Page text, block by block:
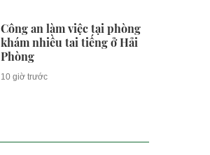
Công an làm việc tại phòng
khám nhiều tai tiếng ở Hải
Phòng
10 giờ trước